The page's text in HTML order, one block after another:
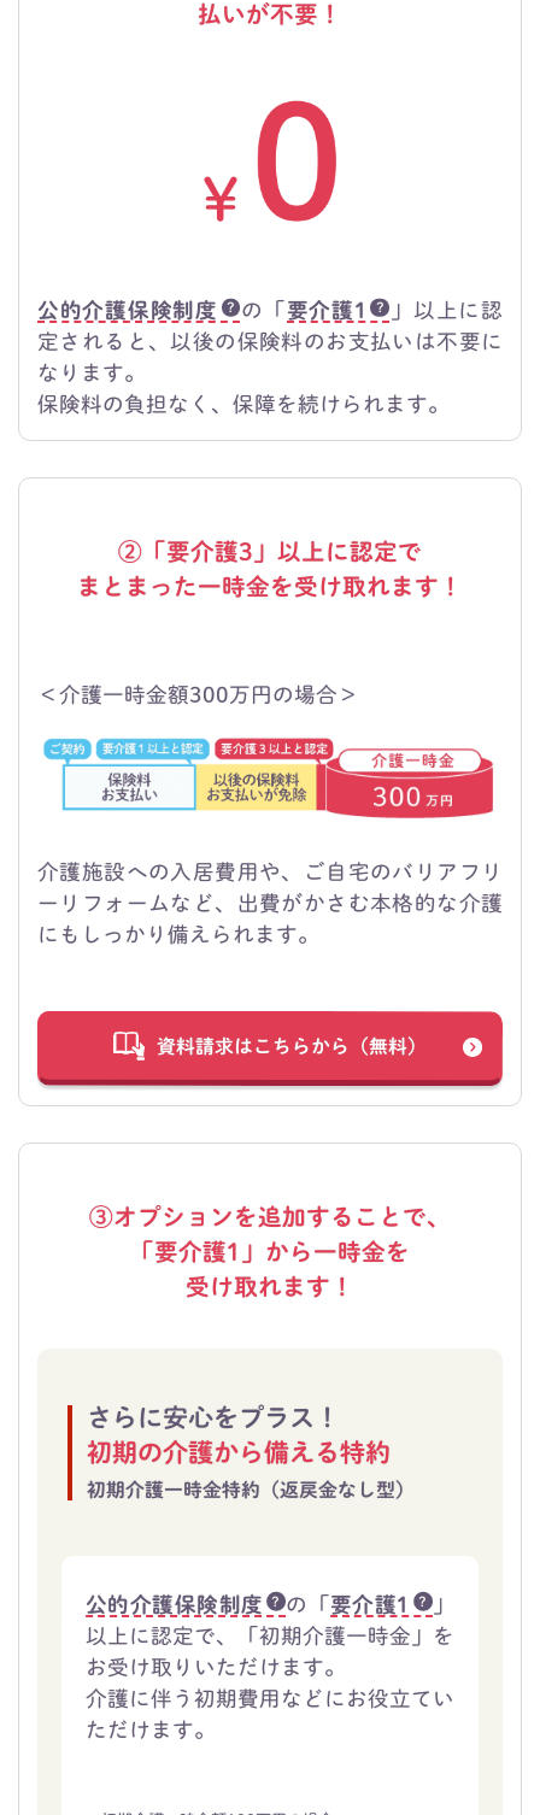
払いが不要！
公的介護保険制度 の「 要介護1 」以上に認
定されると、以後の保険料のお支払いは不要に
なります。
保険料の負担なく、保障を続けられます。
②「要介護3」以上に認定で
まとまった一時金を受け取れます！
＜介護一時金額300万円の場合＞
介護施設への入居費用や、ご自宅のバリアフリ
ーリフォームなど、 出費がかさむ本格的な介護
にもしっかり備えられます。
資料請求はこちらから（無料）
③オプションを追加することで、
「要介護1」から一時金を
受け取れます！
さらに安心をプラス！
初期の介護から備える特約
初期介護一時金特約（返戻金なし型）
公的介護保険制度 の「 要介護1 」
以上に認定で、「初期介護一時金」を
お受け取りいただけます。
介護に伴う初期費用などにお役立てい
ただけます。